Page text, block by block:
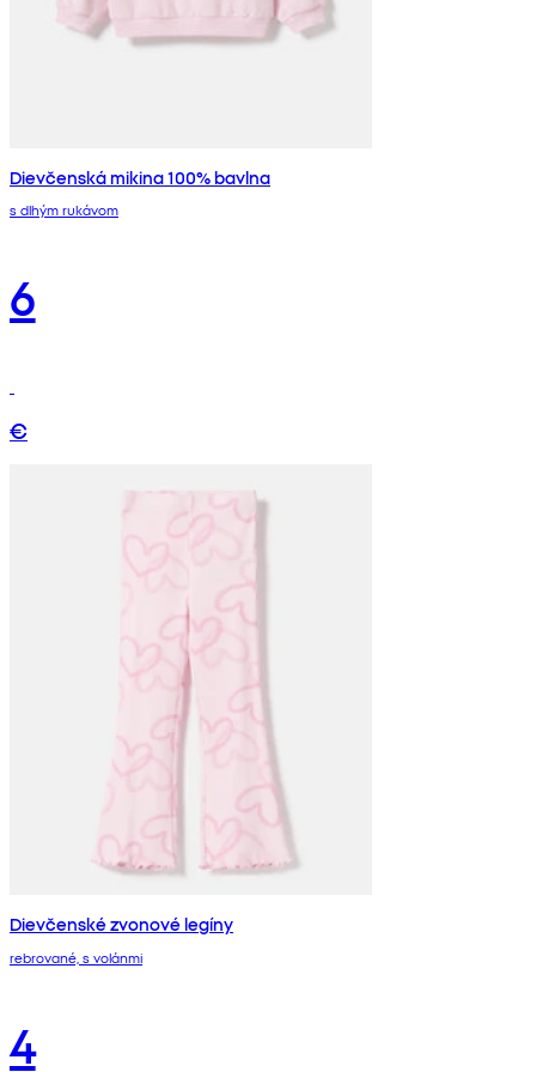
Dievčenská mikina 100% bavlna
s dlhým rukávom
6
€
Dievčenské zvonové legíny
rebrované, s volánmi
4